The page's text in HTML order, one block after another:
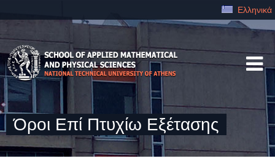
Ελληνικά
Όροι Επί Πτυχίω Εξέτασης